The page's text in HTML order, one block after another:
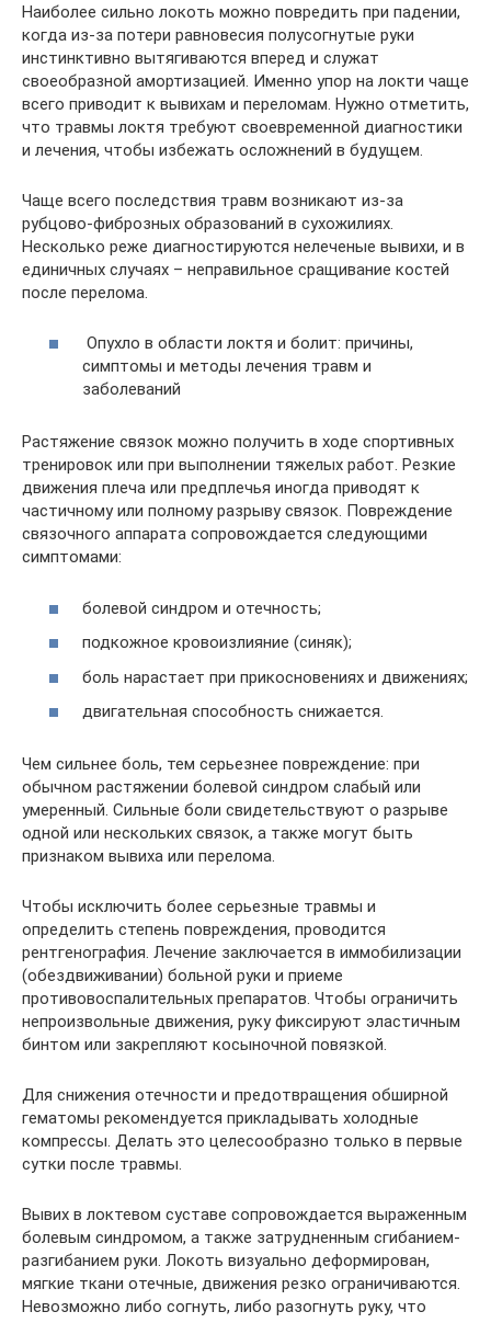
Наиболее сильно локоть можно повредить при падении,
когда из-за потери равновесия полусогнутые руки
инстинктивно вытягиваются вперед и служат
своеобразной амортизацией. Именно упор на локти чаще
всего приводит к вывихам и переломам. Нужно отметить,
что травмы локтя требуют своевременной диагностики
и лечения, чтобы избежать осложнений в будущем.
Чаще всего последствия травм возникают из-за
рубцово-фиброзных образований в сухожилиях.
Несколько реже диагностируются нелеченые вывихи, и в
единичных случаях – неправильное сращивание костей
после перелома.
Опухло в области локтя и болит: причины,
симптомы и методы лечения травм и
заболеваний
Растяжение связок можно получить в ходе спортивных
тренировок или при выполнении тяжелых работ. Резкие
движения плеча или предплечья иногда приводят к
частичному или полному разрыву связок. Повреждение
связочного аппарата сопровождается следующими
симптомами:
болевой синдром и отечность;
подкожное кровоизлияние (синяк);
боль нарастает при прикосновениях и движениях;
двигательная способность снижается.
Чем сильнее боль, тем серьезнее повреждение: при
обычном растяжении болевой синдром слабый или
умеренный. Сильные боли свидетельствуют о разрыве
одной или нескольких связок, а также могут быть
признаком вывиха или перелома.
Чтобы исключить более серьезные травмы и
определить степень повреждения, проводится
рентгенография. Лечение заключается в иммобилизации
(обездвиживании) больной руки и приеме
противовоспалительных препаратов. Чтобы ограничить
непроизвольные движения, руку фиксируют эластичным
бинтом или закрепляют косыночной повязкой.
Для снижения отечности и предотвращения обширной
гематомы рекомендуется прикладывать холодные
компрессы. Делать это целесообразно только в первые
сутки после травмы.
Вывих в локтевом суставе сопровождается выраженным
болевым синдромом, а также затрудненным сгибанием-
разгибанием руки. Локоть визуально деформирован,
мягкие ткани отечные, движения резко ограничиваются.
Невозможно либо согнуть, либо разогнуть руку, что